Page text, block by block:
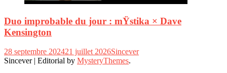
Duo improbable du jour : mŸstika × Dave
Kensington
28 septembre 202421 juillet 2026Sincever
Sincever | Editorial by MysteryThemes.